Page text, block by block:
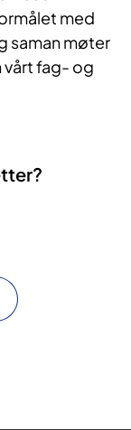
med
saman møter
vårt fag- og